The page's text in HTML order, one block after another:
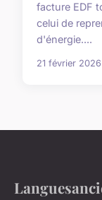
facture EDF
celui de
d'énergie....
21 février 2026